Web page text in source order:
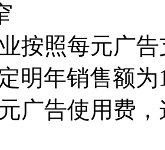
而
按照每元广
明年销售额
广告使用费